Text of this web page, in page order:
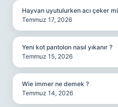
Hayvan uyutulurken acı çeker
Temmuz 17, 2026
Yeni kot pantolon nasıl yıkanır ?
Temmuz 15, 2026
Wie immer ne demek ?
Temmuz 14, 2026